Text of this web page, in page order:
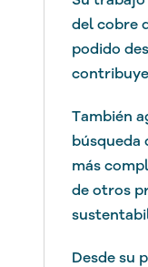
del cobre
podido
También
búsqueda
más
de otros
Desde su